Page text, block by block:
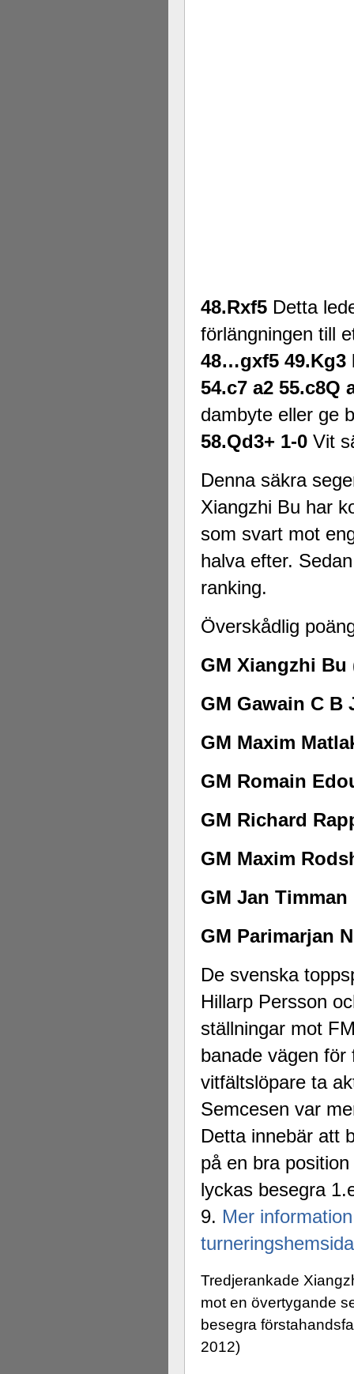
48.Rxf5 Detta
förlängningen till
48…gxf5 49.Kg3
54.c7 a2 55.c8Q
dambyte eller ge
58.Qd3+ 1-0 Vit
Denna säkra
Xiangzhi Bu har
som svart mot
halva efter.
ranking.
Överskådlig
GM Xiangzhi Bu
GM Gawain C B
GM Maxim
GM Romain
GM Richard
GM Maxim
GM Jan Timman
GM Parimarjan
De svenska
Hillarp Persson
ställningar mot
banade vägen
vitfältslöpare ta
Semcesen var
Detta innebär att
på en bra
lyckas besegra
9. Mer
Tredjerankade
mot en övertygande
besegra
2012)